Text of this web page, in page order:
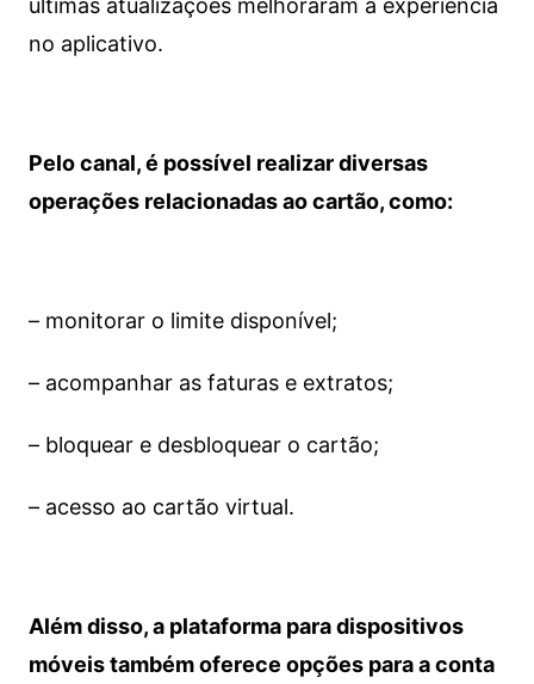
últimas atualizações melhoraram a experiência
no aplicativo.
Pelo canal, é possível realizar diversas
operações relacionadas ao cartão, como:
– monitorar o limite disponível;
– acompanhar as faturas e extratos;
– bloquear e desbloquear o cartão;
– acesso ao cartão virtual.
Além disso, a plataforma para dispositivos
móveis também oferece opções para a conta